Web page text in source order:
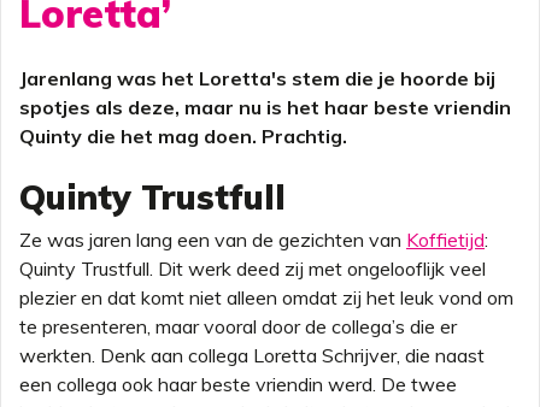
Loretta’
Jarenlang was het Loretta's stem die je hoorde bij
spotjes als deze, maar nu is het haar beste vriendin
Quinty die het mag doen. Prachtig.
Quinty Trustfull
Ze was jaren lang een van de gezichten van Koffietijd:
Quinty Trustfull. Dit werk deed zij met ongelooflijk veel
plezier en dat komt niet alleen omdat zij het leuk vond om
te presenteren, maar vooral door de collega’s die er
werkten. Denk aan collega Loretta Schrijver, die naast
een collega ook haar beste vriendin werd. De twee